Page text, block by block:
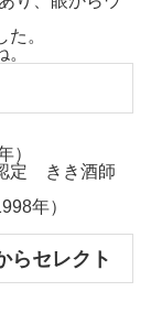
。
）
定 きき酒師
年）
らセレクト